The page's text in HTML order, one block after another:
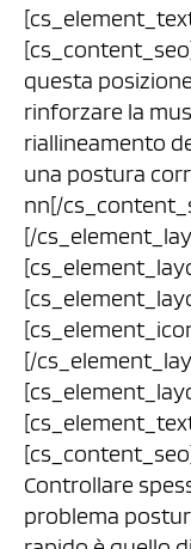
questa
rinforzare la
riallineamento
una postura
nn[/
[/
[/
Controllare
problema